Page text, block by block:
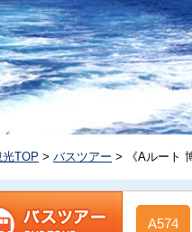
TOP > バスツアー > 《Aルート
A574